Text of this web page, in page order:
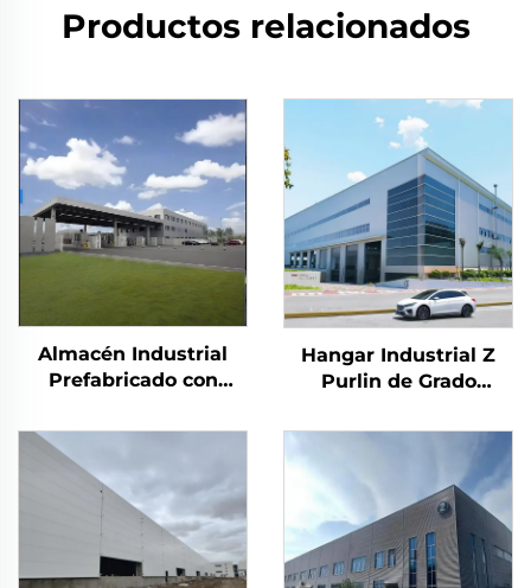
Productos relacionados
Almacén Industrial
Prefabricado con
Edificio de Fábrica
Metálica Almacén
Prefabricado Casa
Panel Sándwich
Edificio de Acero
Hangar Industrial Z
Purlin de Grado
Acero Prefabricado
Edificios Metálicos